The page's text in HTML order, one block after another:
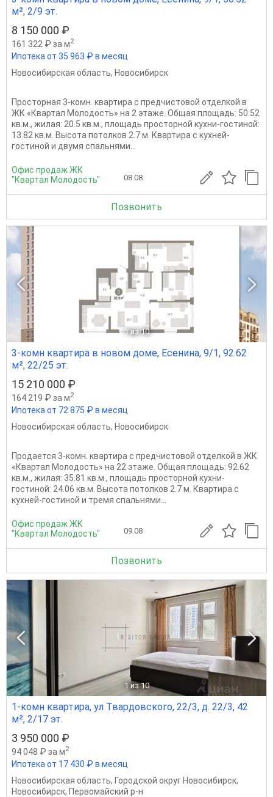
м², 2/9 эт.
8 150 000 ₽
161 322 ₽ за м2
Ипотека от 35 963 ₽ в месяц
Новосибирская область, Новосибирск
Просторная 3-комн. квартира с предчистовой отделкой в
ЖК «Квартал Молодость» на 2 этаже. Общая площадь: 50.52
кв.м., жилая: 20.5 кв.м., площадь просторной кухни-гостиной:
13.82 кв.м. Высота потолков 2.7 м. Квартира с кухней-
гостиной и двумя спальнями...
Офис продаж ЖК
"Квартал Молодость"
08.08
Позвонить
1 из 10
3-комн квартира в новом доме, Есенина, 9/1, 92.62
м², 22/25 эт.
15 210 000 ₽
164 219 ₽ за м2
Ипотека от 72 875 ₽ в месяц
Новосибирская область, Новосибирск
Продается 3-комн. квартира с предчистовой отделкой в ЖК
«Квартал Молодость» на 22 этаже. Общая площадь: 92.62
кв.м., жилая: 35.81 кв.м., площадь просторной кухни-
гостиной: 24.06 кв.м. Высота потолков 2.7 м. Квартира с
кухней-гостиной и тремя спальнями...
Офис продаж ЖК
"Квартал Молодость"
09.08
Позвонить
1 из 10
1-комн квартира, ул Твардовского, 22/3, д. 22/3, 42
м², 2/17 эт.
3 950 000 ₽
94 048 ₽ за м2
Ипотека от 17 430 ₽ в месяц
Новосибирская область, Городской округ Новосибирск,
Новосибирск, Первомайский р-н